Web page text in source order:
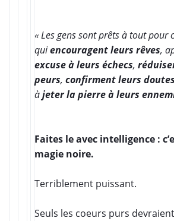
« Les gens sont prêts à tout pour
quiencouragent leurs rêves,
excuse à leurs échecs,
peurs, confirment leurs doutes
àjeter la pierre à leurs
Faites le avec intelligence :
magie noire.
Terriblement puissant.
Seuls les coeurs purs